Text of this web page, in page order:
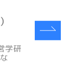
学研